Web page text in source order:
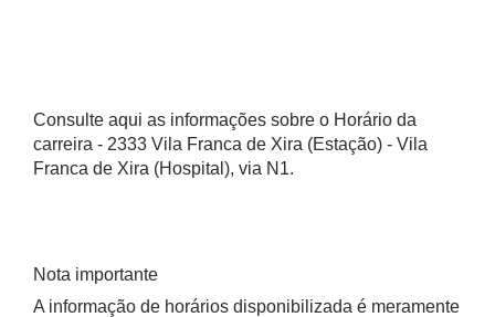
Consulte aqui as informações sobre o Horário da
carreira - 2333 Vila Franca de Xira (Estação) - Vila
Franca de Xira (Hospital), via N1.
Nota importante
A informação de horários disponibilizada é meramente